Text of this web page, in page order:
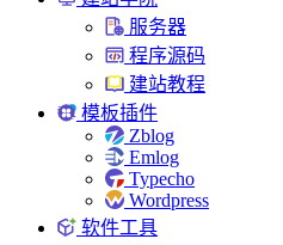
服务器
程序源码
建站教程
模板插件
Zblog
Emlog
Typecho
Wordpress
软件工具